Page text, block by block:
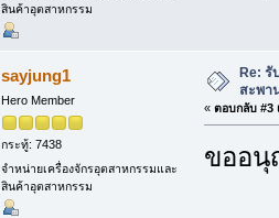
สินค้าอุตสาหกรรม
sayjung1
Hero Member
กระทู้: 7438
จำหน่ายเครื่องจักรอุตสาหกรรมและ
สินค้าอุตสาหกรรม
Re:
สะพา
« ตอบกลับ #3
ขออนุ